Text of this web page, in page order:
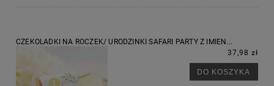
CZEKOLADKI NA ROCZEK/ URODZINKI SAFARI PARTY Z IMIEN...
37,98 zł
DO KOSZYKA